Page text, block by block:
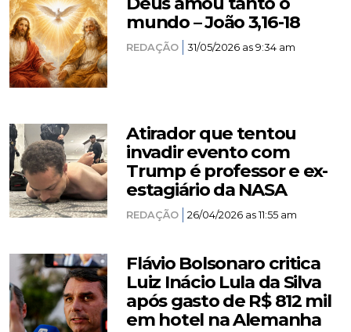
mundo – João 3,16-18
REDAÇÃO 31/05/2026 as 9:34 am
Atirador que tentou
invadir evento com
Trump é professor e ex-
estagiário da NASA
REDAÇÃO 26/04/2026 as 11:55 am
Flávio Bolsonaro critica
Luiz Inácio Lula da Silva
após gasto de R$ 812 mil
em hotel na Alemanha